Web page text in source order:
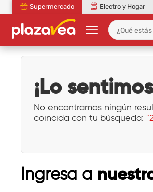
Supermercado Electro y Hogar
¡Lo
No encontramos ningún
coincida con tu búsqueda:
Ingresa a